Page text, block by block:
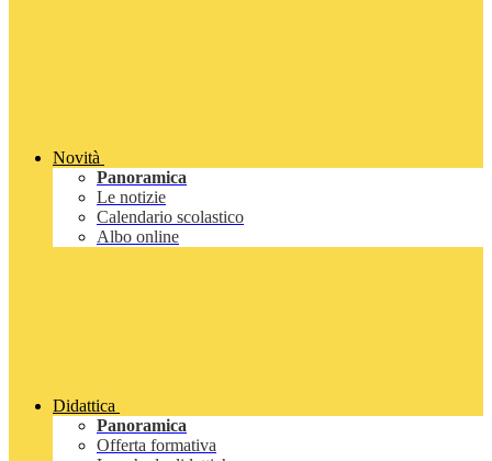
Novità
Panoramica
Le notizie
Calendario scolastico
Albo online
Didattica
Panoramica
Offerta formativa